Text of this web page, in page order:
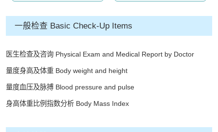
一般检查 Basic Check-Up Items
医生检查及咨询 Physical Exam and Medical Report by Doctor
量度身高及体重 Body weight and height
量度血压及脉搏 Blood pressure and pulse
身高体重比例指数分析 Body Mass Index